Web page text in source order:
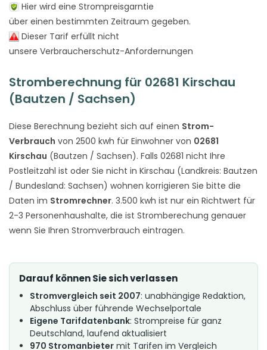
Hier wird eine Strompreisgarntie
über einen bestimmten Zeitraum gegeben.
Dieser Tarif erfüllt nicht
unsere Verbraucherschutz-Anfordernungen
Stromberechnung für 02681 Kirschau
(Bautzen / Sachsen)
Diese Berechnung bezieht sich auf einen Strom-
Verbrauch von 2500 kwh für Einwohner von 02681
Kirschau (Bautzen / Sachsen). Falls 02681 nicht Ihre
Postleitzahl ist oder Sie nicht in Kirschau (Landkreis: Bautzen
/ Bundesland: Sachsen) wohnen korrigieren Sie bitte die
Daten im Stromrechner. 3.500 kwh ist nur ein Richtwert für
2-3 Personenhaushalte, die ist Stromberechung genauer
wenn Sie Ihren Stromverbrauch eintragen.
Darauf können Sie sich verlassen
Stromvergleich seit 2007: unabhängige Redaktion,
Abschluss über führende Wechselportale
Eigene Tarifdatenbank: Strompreise für ganz
Deutschland, laufend aktualisiert
970 Stromanbieter mit Tarifen im Vergleich